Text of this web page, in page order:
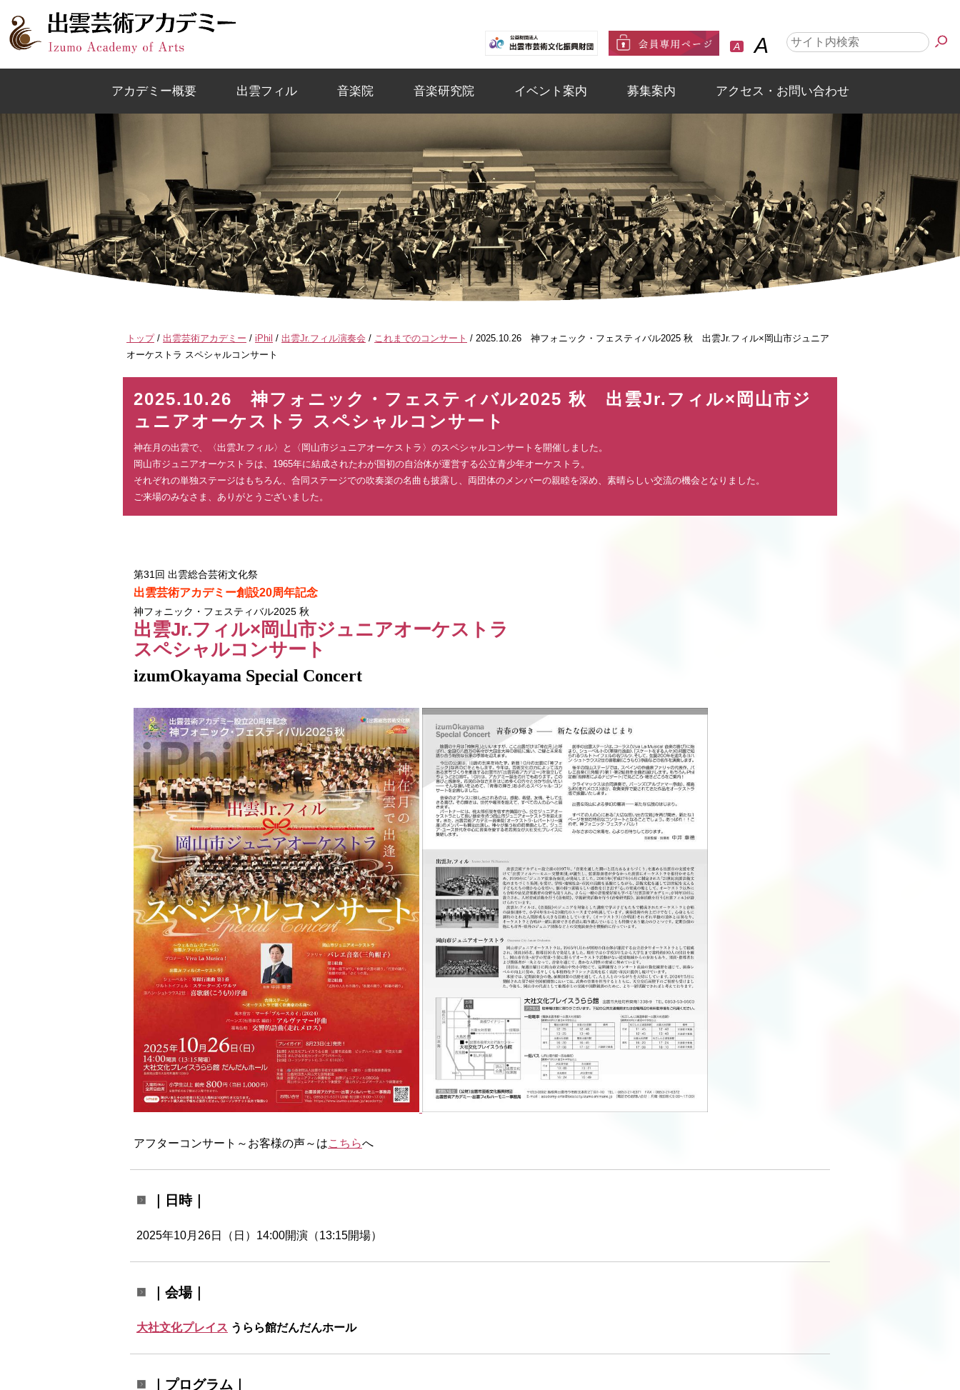
A A
アカデミー概要 出雲フィル 音楽院 音楽研究院 イベント案内 募集案内 アクセス・お問い合わせ
現
在
置：
トップ/ 出雲芸術アカデミー / iPhil / 出雲Jr.フィル演奏会 / これまでのコンサート / 2025.10.26 神フォニック・フェスティバル2025 秋 出雲Jr.フィル×岡山市ジュニア
オーケストラ スペシャルコンサート
2025.10.26 神フォニック・フェスティバル2025 秋 出雲Jr.フィル×岡山市ジ
ュニアオーケストラ スペシャルコンサート
神在月の出雲で、〈出雲Jr.フィル〉と〈岡山市ジュニアオーケストラ〉のスペシャルコンサートを開催しました。
岡山市ジュニアオーケストラは、1965年に結成されたわが国初の自治体が運営する公立青少年オーケストラ。
それぞれの単独ステージはもちろん、合同ステージでの吹奏楽の名曲も披露し、両団体のメンバーの親睦を深め、素晴らしい交流の機会となりました。
ご来場のみなさま、ありがとうございました。
第31回 出雲総合芸術文化祭
出雲芸術アカデミー創設20周年記念
神フォニック・フェスティバル2025 秋
出雲Jr.フィル×岡山市ジュニアオーケストラ
スペシャルコンサート
izumOkayama Special Concert
アフターコンサート～お客様の声～はこちらへ
｜日時｜
2025年10月26日（日）14:00開演（13:15開場）
｜会場｜
大社文化プレイス うらら館だんだんホール
｜プログラム｜